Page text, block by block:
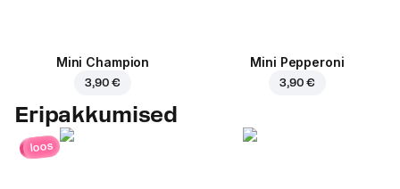
Mini Champion
3,90 €
Mini Pepperoni
3,90 €
Eripakkumised
loos